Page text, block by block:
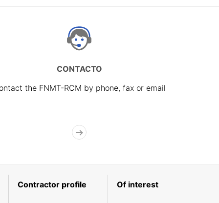
CONTACTO
the FNMT-RCM by phone, fax or email
Contractor profile Of interest